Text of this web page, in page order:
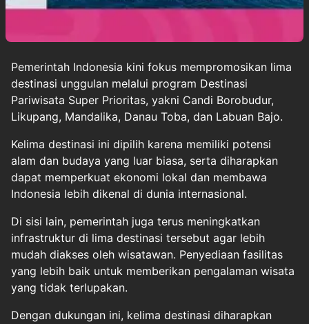
Pemerintah Indonesia kini fokus mempromosikan lima
destinasi unggulan melalui program Destinasi
Pariwisata Super Prioritas, yakni Candi Borobudur,
Likupang, Mandalika, Danau Toba, dan Labuan Bajo.
Kelima destinasi ini dipilih karena memiliki potensi
alam dan budaya yang luar biasa, serta diharapkan
dapat memperkuat ekonomi lokal dan membawa
Indonesia lebih dikenal di dunia internasional.
Di sisi lain, pemerintah juga terus meningkatkan
infrastruktur di lima destinasi tersebut agar lebih
mudah diakses oleh wisatawan. Penyediaan fasilitas
yang lebih baik untuk memberikan pengalaman wisata
yang tidak terlupakan.
Dengan dukungan ini, kelima destinasi diharapkan